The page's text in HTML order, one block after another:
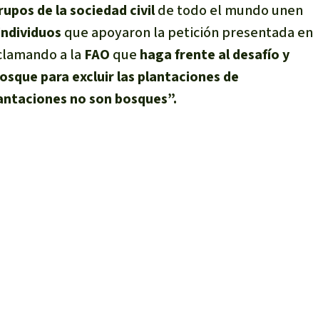
de la sociedad civilde todo el mundo unen
que apoyaron la petición presentada en
a la FAO que haga frente al desafío y
para excluir las plantaciones de
no son bosques”.